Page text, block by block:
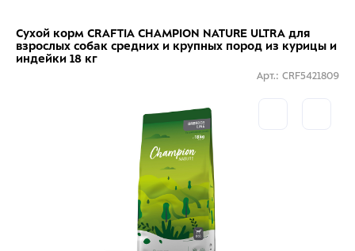
Сухой корм CRAFTIA CHAMPION NATURE ULTRA для
взрослых собак средних и крупных пород из курицы и
индейки 18 кг
Арт.: CRF5421809